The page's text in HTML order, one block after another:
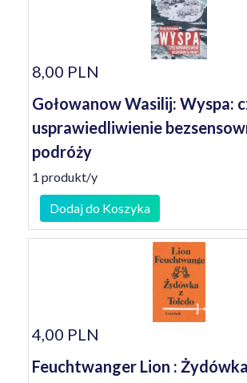
8,00 PLN
Gołowanow Wasilij: Wyspa:
usprawiedliwienie
podróży
1 produkt/y
Dodaj do Koszyka
4,00 PLN
Feuchtwanger Lion :